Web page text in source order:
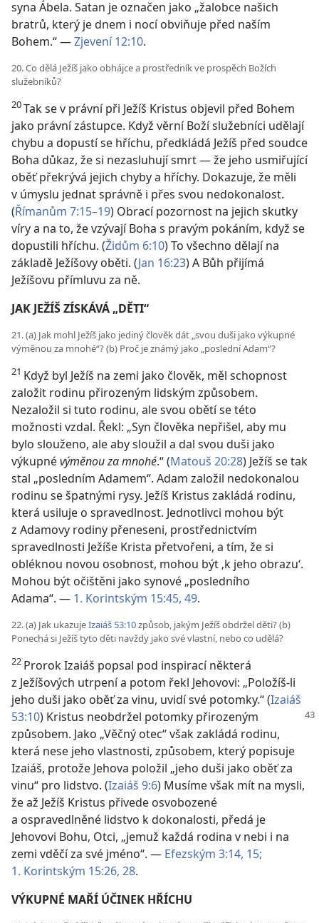
syna Ábela. Satan je označen jako „žalobce našich
bratrů, který je dnem i nocí obviňuje před naším
Bohem.“ —Zjevení 12:10.
20. Co dělá Ježíš jako obhájce a prostředník ve prospěch Božích
služebníků?
20Tak se v právní při Ježíš Kristus objevil před Bohem
jako právní zástupce. Když věrní Boží služebníci udělají
chybu a dopustí se hříchu, předkládá Ježíš před soudce
Boha důkaz, že si nezasluhují smrt — že jeho usmiřující
oběť překrývá jejich chyby a hříchy. Dokazuje, že měli
v úmyslu jednat správně i přes svou nedokonalost.
(Římanům 7:15–19) Obrací pozornost na jejich skutky
víry a na to, že vzývají Boha s pravým pokáním, když se
dopustili hříchu. (Židům 6:10) To všechno dělají na
základě Ježíšovy oběti. (Jan 16:23) A Bůh přijímá
Ježíšovu přímluvu za ně.
JAK JEŽÍŠ ZÍSKÁVÁ „DĚTI“
21. (a) Jak mohl Ježíš jako jediný člověk dát „svou duši jako výkupné
výměnou za mnohé“? (b) Proč je známý jako „poslední Adam“?
21 Když byl Ježíš na zemi jako člověk, měl schopnost
založit rodinu přirozeným lidským způsobem.
Nezaložil si tuto rodinu, ale svou obětí se této
možnosti vzdal. Řekl: „Syn člověka nepřišel, aby mu
bylo slouženo, ale aby sloužil a dal svou duši jako
výkupnévýměnou za mnohé.“ (Matouš 20:28) Ježíš se tak
stal „posledním Adamem“. Adam založil nedokonalou
rodinu se špatnými rysy. Ježíš Kristus zakládá rodinu,
která usiluje o spravedlnost. Jednotlivci mohou být
z Adamovy rodiny přeneseni, prostřednictvím
spravedlnosti Ježíše Krista přetvořeni, a tím, že si
obléknou novou osobnost, mohou být ‚k jeho obrazu‘.
Mohou být očištěni jako synové „posledního
Adama“. — 1. Korintským 15:45, 49.
22. (a) Jak ukazujeIzaiáš 53:10způsob, jakým Ježíš obdržel děti? (b)
Ponechá si Ježíš tyto děti navždy jako své vlastní, nebo co udělá?
22 Prorok Izaiáš popsal pod inspirací některá
z Ježíšových utrpení a potom řekl Jehovovi: „Položíš-li
jeho duši jako oběť za vinu, uvidí své potomky.“ (Izaiáš
53:10) Kristus neobdržel potomky přirozeným
způsobem. Jako „Věčný otec“ však zakládá rodinu,
která nese jeho vlastnosti, způsobem, který popisuje
Izaiáš, protože Jehova položil „jeho duši jako oběť za
vinu“ pro lidstvo. (Izaiáš 9:6) Musíme však mít na mysli,
že až Ježíš Kristus přivede osvobozené
a ospravedlněné lidstvo k dokonalosti, předá je
Jehovovi Bohu, Otci, „jemuž každá rodina v nebi i na
zemi vděčí za své jméno“. — Efezským 3:14, 15;
1. Korintským 15:26, 28.
VÝKUPNÉ MAŘÍ ÚČINEK HŘÍCHU